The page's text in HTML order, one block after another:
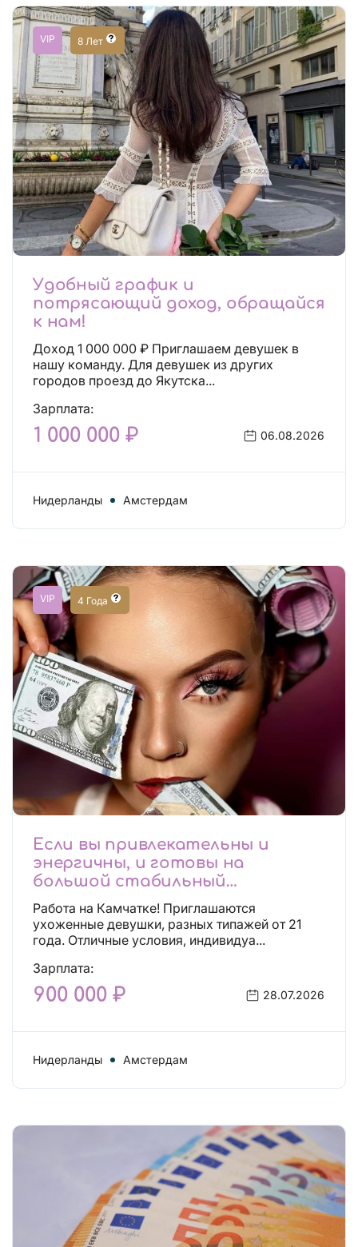
VIP 8 Лет
Удобный график и
потрясающий доход, обращайся
к нам!
Доход 1 000 000 ₽ Приглашаем девушек в
нашу команду. Для девушек из других
городов проезд до Якутска...
Зарплата:
1 000 000 ₽ 06.08.2026
Нидерланды Амстердам
VIP 4 Года
Если вы привлекательны и
энергичны, и готовы на
большой стабильный
заработок, тогда вы уже нашли,
что искали!
Работа на Камчатке! Приглашаются
ухоженные девушки, разных типажей от 21
года. Отличные условия, индивидуа...
Зарплата:
900 000 ₽ 28.07.2026
Нидерланды Амстердам